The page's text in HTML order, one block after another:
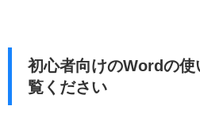
初心者向けのWordの
覧ください